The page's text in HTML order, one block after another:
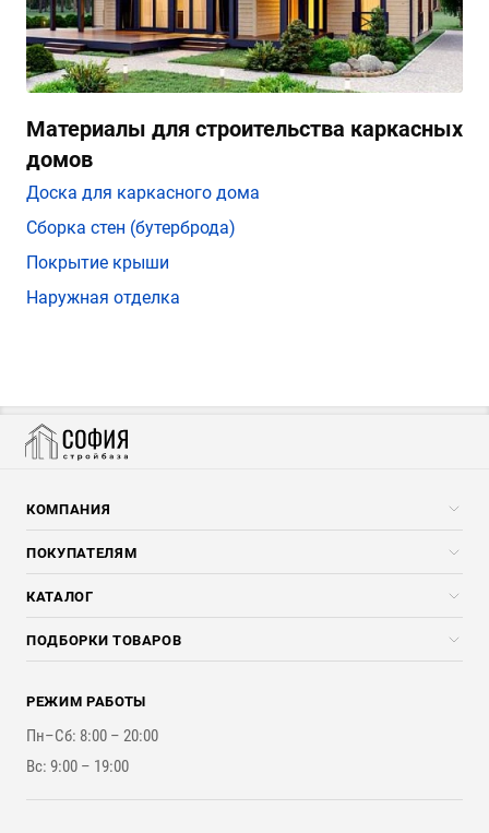
Материалы для строительства каркасных
домов
Доска для каркасного дома
Сборка стен (бутерброда)
Покрытие крыши
Наружная отделка
КОМПАНИЯ
Компания
Услуги
ПОКУПАТЕЛЯМ
Скидки стройкомпаниям
Доставка и разгрузка
Оплата и Возврат
Наши работы
КАТАЛОГ
Погонажные изделия
Брикеты, Дрова, Стружка
Стройматериалы
Инструменты
ПОДБОРКИ ТОВАРОВ
Для бутерброда стены
Для наружной отделки
Для покрытия крыши
РЕЖИМ РАБОТЫ
Пн–Сб: 8:00 – 20:00
Вс: 9:00 – 19:00